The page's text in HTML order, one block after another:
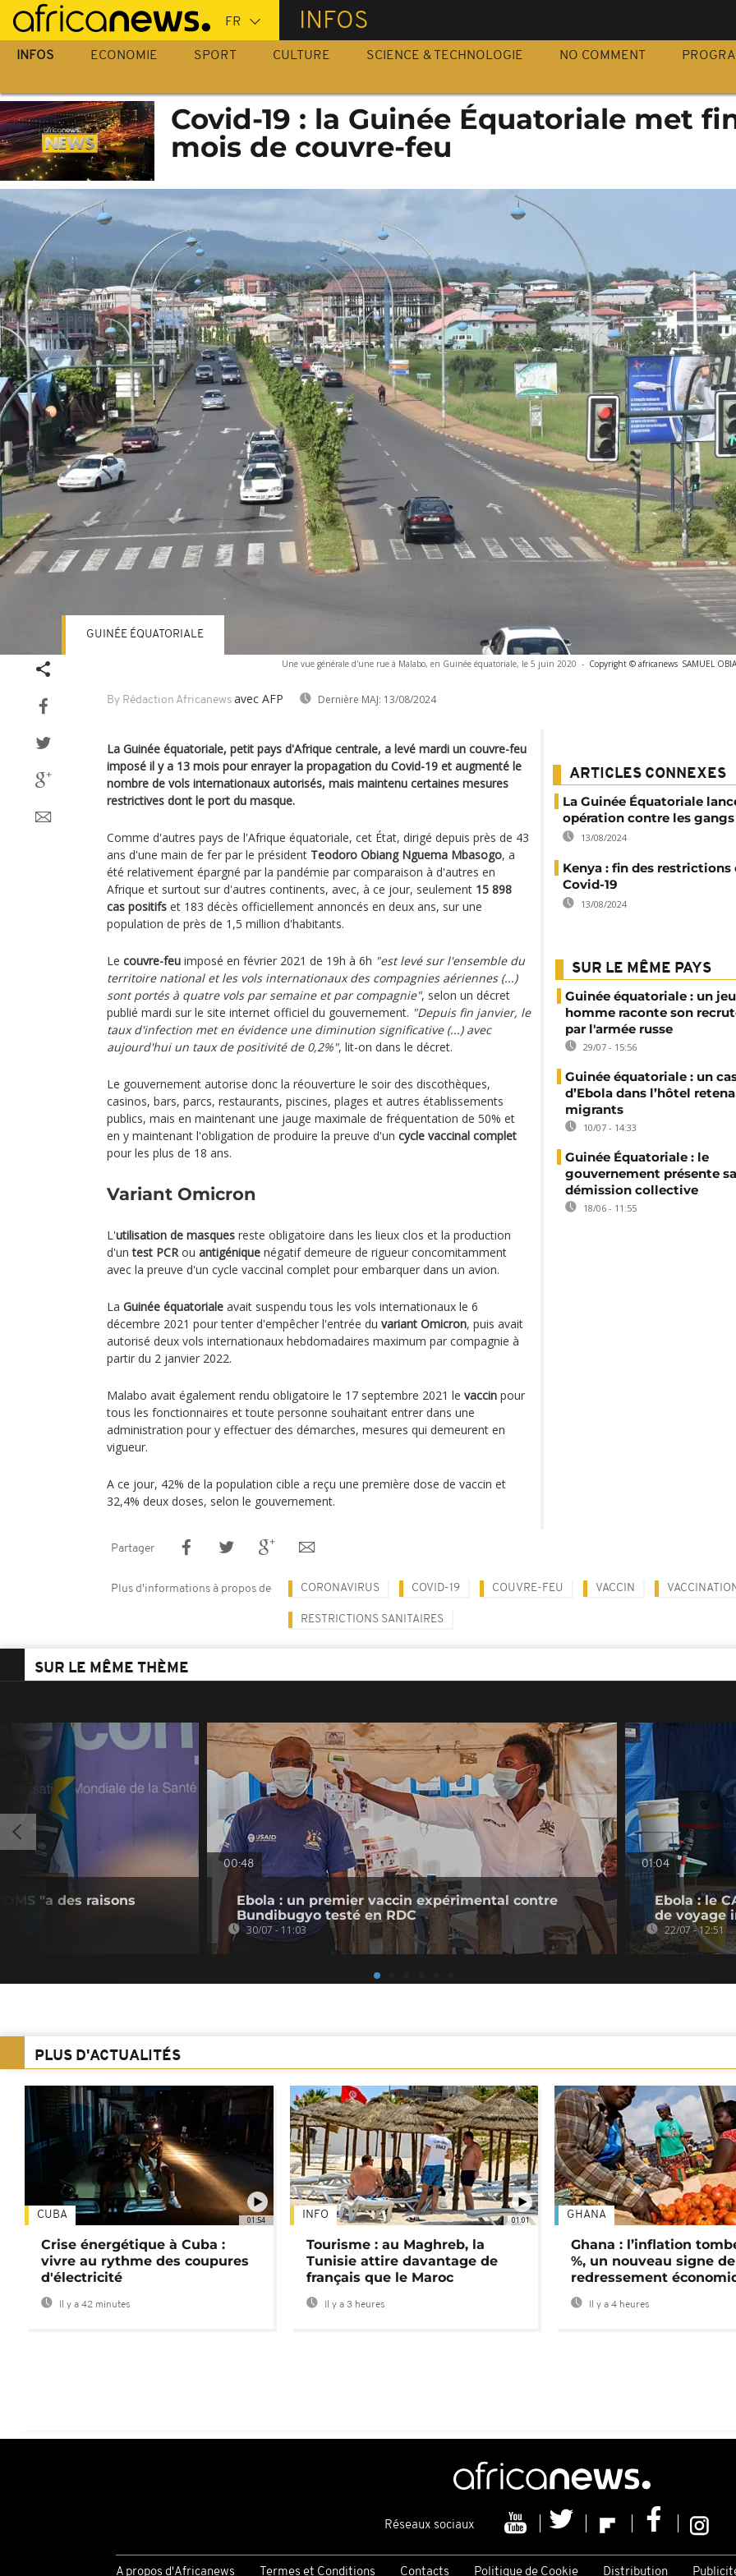
Passer
au
contenu
INFOS
INFOS ECONOMIE SPORT CULTURE SCIENCE & TECHNOLOGIE NO COMMENT
Covid-19 : la Guinée Équatoriale met
mois de couvre-feu
Une vue générale d'une rue à Malabo, en Guinée équatoriale, le 5 juin 2020 - Copyright © africanews SAMUEL
By Rédaction Africanews avec AFP Dernière MAJ: 13/08/2024
GUINÉE ÉQUATORIALE
La Guinée équatoriale, petit pays d'Afrique centrale, a levé mardi un couvre-feu
imposé il y a 13 mois pour enrayer la propagation du Covid-19 et augmenté le
nombre de vols internationaux autorisés, mais maintenu certaines mesures
restrictives dont le port du masque.
Comme d'autres pays de l'Afrique équatoriale, cet État, dirigé depuis près de 43
ans d'une main de fer par le président Teodoro Obiang Nguema Mbasogo, a
été relativement épargné par la pandémie par comparaison à d'autres en
Afrique et surtout sur d'autres continents, avec, à ce jour, seulement 15 898
cas positifs et 183 décès officiellement annoncés en deux ans, sur une
population de près de 1,5 million d'habitants.
Le couvre-feu imposé en février 2021 de 19h à 6h "est levé sur l'ensemble du
territoire national et les vols internationaux des compagnies aériennes (...)
sont portés à quatre vols par semaine et par compagnie", selon un décret
publié mardi sur le site internet officiel du gouvernement. "Depuis fin janvier, le
taux d'infection met en évidence une diminution significative (...) avec
aujourd'hui un taux de positivité de 0,2%", lit-on dans le décret.
Le gouvernement autorise donc la réouverture le soir des discothèques,
casinos, bars, parcs, restaurants, piscines, plages et autres établissements
publics, mais en maintenant une jauge maximale de fréquentation de 50% et
en y maintenant l'obligation de produire la preuve d'un cycle vaccinal complet
pour les plus de 18 ans.
Variant Omicron
L'utilisation de masques reste obligatoire dans les lieux clos et la production
d'untest PCRou antigénique négatif demeure de rigueur concomitamment
avec la preuve d'un cycle vaccinal complet pour embarquer dans un avion.
La Guinée équatoriale avait suspendu tous les vols internationaux le 6
décembre 2021 pour tenter d'empêcher l'entrée du variant Omicron, puis avait
autorisé deux vols internationaux hebdomadaires maximum par compagnie à
partir du 2 janvier 2022.
Malabo avait également rendu obligatoire le 17 septembre 2021 le vaccin pour
tous les fonctionnaires et toute personne souhaitant entrer dans une
administration pour y effectuer des démarches, mesures qui demeurent en
vigueur.
A ce jour, 42% de la population cible a reçu une première dose de vaccin et
32,4% deux doses, selon le gouvernement.
ARTICLES CONNEXES
La Guinée Équatoriale
opération contre les gangs
13/08/2024
Kenya : fin des restrictions
Covid-19
13/08/2024
SUR LE MÊME PAYS
Guinée équatoriale : un
homme raconte son
par l'armée russe
29/07 - 15:56
Guinée équatoriale : un
d’Ebola dans l’hôtel
migrants
10/07 - 14:33
Guinée Équatoriale : le
gouvernement présente sa
démission collective
18/06 - 11:55
Partager
Plus d'informations à propos de CORONAVIRUS COVID-19 COUVRE-FEU VACCIN
RESTRICTIONS SANITAIRES
SUR LE MÊME THÈME
"a des raisons
00:48
Ebola : un premier vaccin expérimental contre
Bundibugyo testé en RDC
30/07 - 11:03
01:04
Ebola : le
de voyage
22/07 - 12:51
PLUS D'ACTUALITÉS
01:54
CUBA
Crise énergétique à Cuba :
vivre au rythme des coupures
d'électricité
Il y a 42 minutes
01:01
INFO
Tourisme : au Maghreb, la
Tunisie attire davantage de
français que le Maroc
Il y a 3 heures
GHANA
Ghana : l’inflation
%, un nouveau signe de
redressement
Il y a 4 heures
Réseaux sociaux
A propos d'Africanews Termes et Conditions Contacts Politique de Cookie Distribution